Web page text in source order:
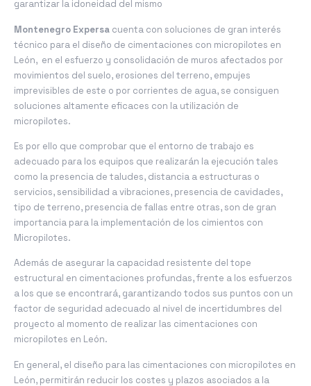
garantizar la idoneidad del mismo
Montenegro Expersa cuenta con soluciones de gran interés
técnico para el diseño de cimentaciones con micropilotes en
León, en el esfuerzo y consolidación de muros afectados por
movimientos del suelo, erosiones del terreno, empujes
imprevisibles de este o por corrientes de agua, se consiguen
soluciones altamente eficaces con la utilización de
micropilotes.
Es por ello que comprobar que el entorno de trabajo es
adecuado para los equipos que realizarán la ejecución tales
como la presencia de taludes, distancia a estructuras o
servicios, sensibilidad a vibraciones, presencia de cavidades,
tipo de terreno, presencia de fallas entre otras, son de gran
importancia para la implementación de los cimientos con
Micropilotes.
Además de asegurar la capacidad resistente del tope
estructural en cimentaciones profundas, frente a los esfuerzos
a los que se encontrará, garantizando todos sus puntos con un
factor de seguridad adecuado al nivel de incertidumbres del
proyecto al momento de realizar las cimentaciones con
micropilotes en León.
En general, el diseño para las cimentaciones con micropilotes en
León, permitirán reducir los costes y plazos asociados a la